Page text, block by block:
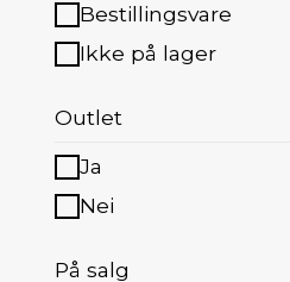
Bestillingsvare
Ikke på lager
Outlet
Ja
Nei
På salg